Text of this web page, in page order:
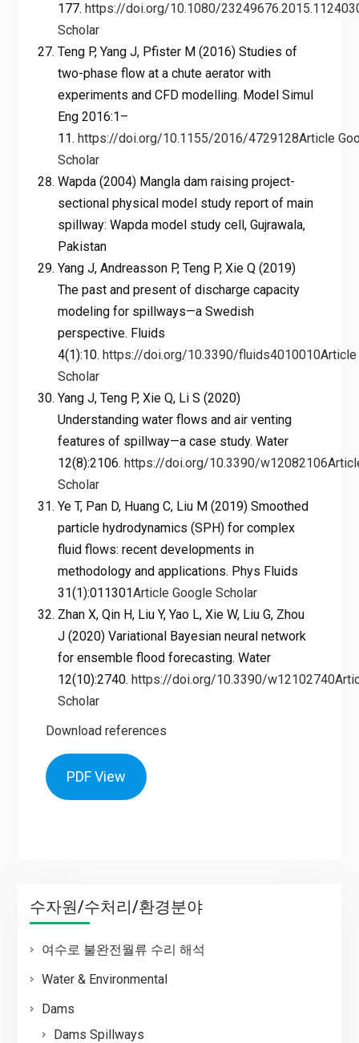
177. https://doi.org/10.1080/
Scholar
Teng P, Yang J, Pfister M (2016) Studies of
two-phase flow at a chute aerator with
experiments and CFD modelling. Model Simul
Eng 2016:1–
11. https://doi.org/10.1155/2016/4729128Article
Scholar
Wapda (2004) Mangla dam raising project-
sectional physical model study report of main
spillway: Wapda model study cell, Gujrawala,
Pakistan
Yang J, Andreasson P, Teng P, Xie Q (2019)
The past and present of discharge capacity
modeling for spillways—a Swedish
perspective. Fluids
4(1):10. https://doi.org/10.3390/fluids4010010Article
Scholar
Yang J, Teng P, Xie Q, Li S (2020)
Understanding water flows and air venting
features of spillway—a case study. Water
12(8):2106. https://doi.org/10.3390/w12082106
Scholar
Ye T, Pan D, Huang C, Liu M (2019) Smoothed
particle hydrodynamics (SPH) for complex
fluid flows: recent developments in
methodology and applications. Phys Fluids
31(1):011301Article Google Scholar
Zhan X, Qin H, Liu Y, Yao L, Xie W, Liu G, Zhou
J (2020) Variational Bayesian neural network
for ensemble flood forecasting. Water
12(10):2740. https://doi.org/10.3390/w12102740
Scholar
Download references
PDF View
수자원/수처리/환경분야
여수로 불완전월류 수리 해석
Water & Environmental
Dams
Dams Spillways